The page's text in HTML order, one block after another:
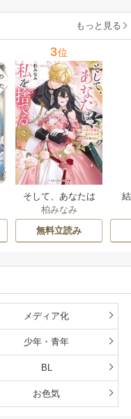
もっと見る
3位
そして、あなたは
私を捨てる
柏みなみ
無料立読み
メディア化
少年・青年
BL
お色気